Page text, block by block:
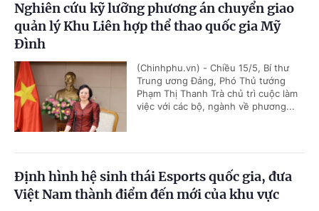
Nghiên cứu kỹ lưỡng phương án chuyển giao
quản lý Khu Liên hợp thể thao quốc gia Mỹ
Đình
(Chinhphu.vn) - Chiều 15/5, Bí thư
Trung ương Đảng, Phó Thủ tướng
Phạm Thị Thanh Trà chủ trì cuộc làm
việc với các bộ, ngành về phương...
Định hình hệ sinh thái Esports quốc gia, đưa
Việt Nam thành điểm đến mới của khu vực